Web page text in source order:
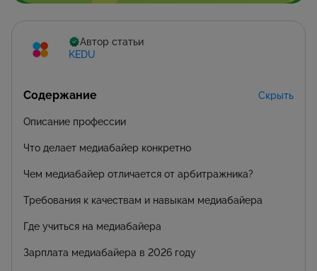
Автор статьи
KEDU
Содержание Скрыть
Описание профессии
Что делает медиабайер конкретно
Чем медиабайер отличается от арбитражника?
Требования к качествам и навыкам медиабайера
Где учиться на медиабайера
Зарплата медиабайера в 2026 году